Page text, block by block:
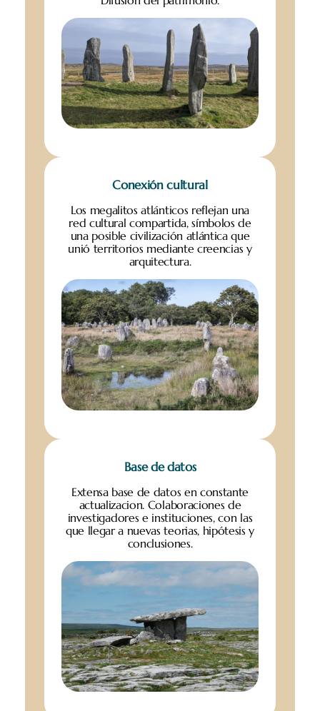
Conexión cultural
Los megalitos atlánticos reflejan una
red cultural compartida, símbolos de
una posible civilización atlántica que
unió territorios mediante creencias y
arquitectura.
Base de datos
Extensa base de datos en constante
actualizacion. Colaboraciones de
investigadores e instituciones, con las
que llegar a nuevas teorias, hipótesis y
conclusiones.